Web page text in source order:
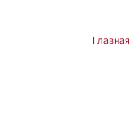
Главная